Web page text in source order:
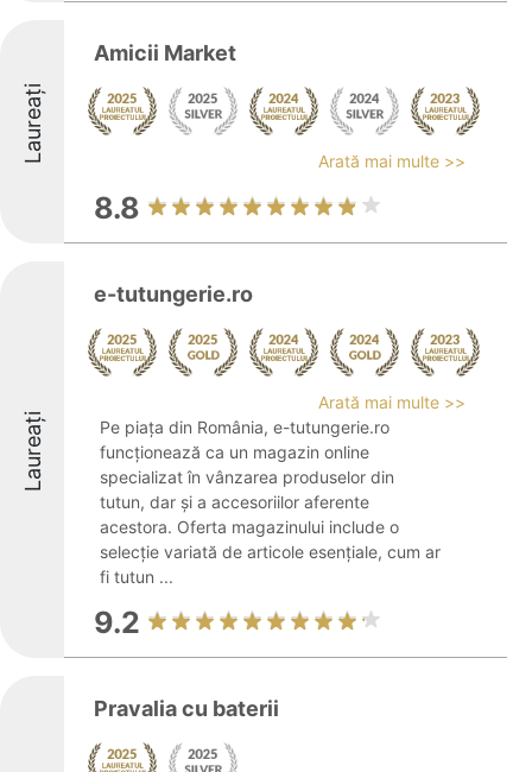
Laureați
Amicii Market
Arată mai multe >>
8.8
Laureați
e-tutungerie.ro
Arată mai multe >>
Pe piața din România, e-tutungerie.ro
funcționează ca un magazin online
specializat în vânzarea produselor din
tutun, dar și a accesoriilor aferente
acestora. Oferta magazinului include o
selecție variată de articole esențiale, cum ar
fi tutun ...
9.2
Pravalia cu baterii